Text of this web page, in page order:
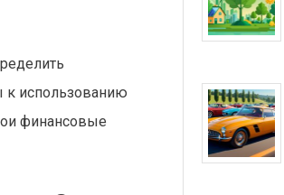
к использованию
финансовые